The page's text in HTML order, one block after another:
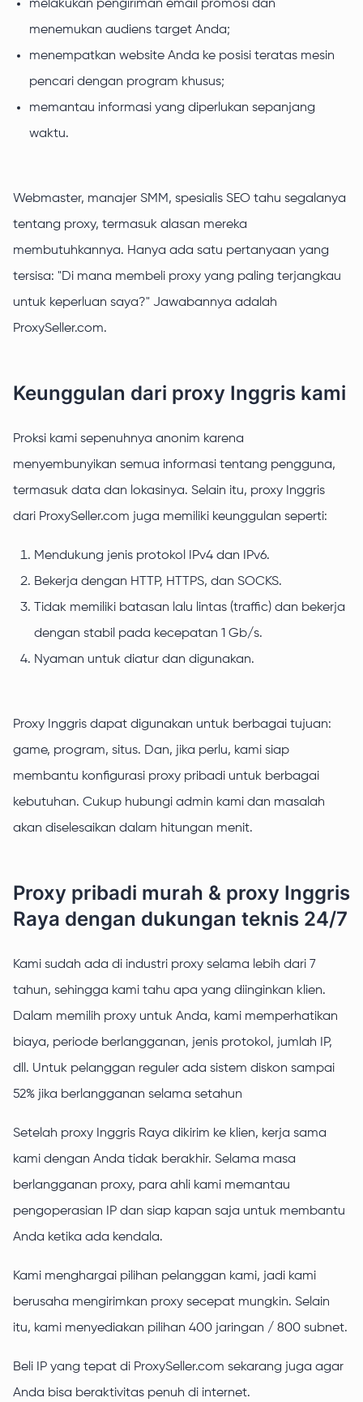
melakukan pengiriman email promosi dan
menemukan audiens target Anda;
menempatkan website Anda ke posisi teratas mesin
pencari dengan program khusus;
memantau informasi yang diperlukan sepanjang
waktu.
Webmaster, manajer SMM, spesialis SEO tahu segalanya
tentang proxy, termasuk alasan mereka
membutuhkannya. Hanya ada satu pertanyaan yang
tersisa: "Di mana membeli proxy yang paling terjangkau
untuk keperluan saya?" Jawabannya adalah
ProxySeller.com.
Keunggulan dari proxy Inggris kami
Proksi kami sepenuhnya anonim karena
menyembunyikan semua informasi tentang pengguna,
termasuk data dan lokasinya. Selain itu, proxy Inggris
dari ProxySeller.com juga memiliki keunggulan seperti:
Mendukung jenis protokol IPv4 dan IPv6.
Bekerja dengan HTTP, HTTPS, dan SOCKS.
Tidak memiliki batasan lalu lintas (traffic) dan bekerja
dengan stabil pada kecepatan 1 Gb/s.
Nyaman untuk diatur dan digunakan.
Proxy Inggris dapat digunakan untuk berbagai tujuan:
game, program, situs. Dan, jika perlu, kami siap
membantu konfigurasi proxy pribadi untuk berbagai
kebutuhan. Cukup hubungi admin kami dan masalah
akan diselesaikan dalam hitungan menit.
Proxy pribadi murah & proxy Inggris
Raya dengan dukungan teknis 24/7
Kami sudah ada di industri proxy selama lebih dari 7
tahun, sehingga kami tahu apa yang diinginkan klien.
Dalam memilih proxy untuk Anda, kami memperhatikan
biaya, periode berlangganan, jenis protokol, jumlah IP,
dll. Untuk pelanggan reguler ada sistem diskon sampai
52% jika berlangganan selama setahun
Setelah proxy Inggris Raya dikirim ke klien, kerja sama
kami dengan Anda tidak berakhir. Selama masa
berlangganan proxy, para ahli kami memantau
pengoperasian IP dan siap kapan saja untuk membantu
Anda ketika ada kendala.
Kami menghargai pilihan pelanggan kami, jadi kami
berusaha mengirimkan proxy secepat mungkin. Selain
itu, kami menyediakan pilihan 400 jaringan / 800 subnet.
Beli IP yang tepat di ProxySeller.com sekarang juga agar
Anda bisa beraktivitas penuh di internet.